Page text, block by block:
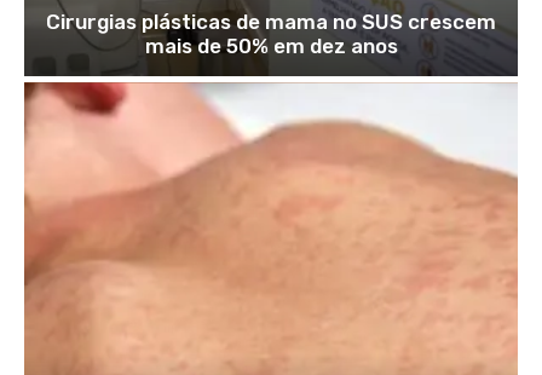
Cirurgias plásticas de mama no SUS crescem
mais de 50% em dez anos